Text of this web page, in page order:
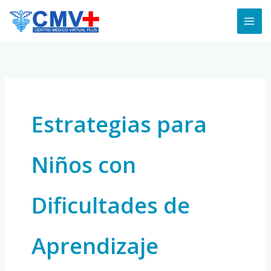
Estrategias para
Niños con
Dificultades de
Aprendizaje